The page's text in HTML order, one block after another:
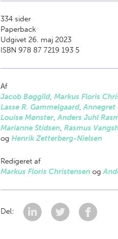
334sider
Paperback
Udgivet 26. maj 2023
ISBN 978 87 7219 193 5
Af
Jacob Bøggild, Markus Floris
Lasse R. Gammelgaard,Annegret
Louise Mønster,Anders Juhl
Marianne Stidsen, Rasmus
og Henrik Zetterberg-Nielsen
Redigeret af
Markus Floris Christensenog
Del: